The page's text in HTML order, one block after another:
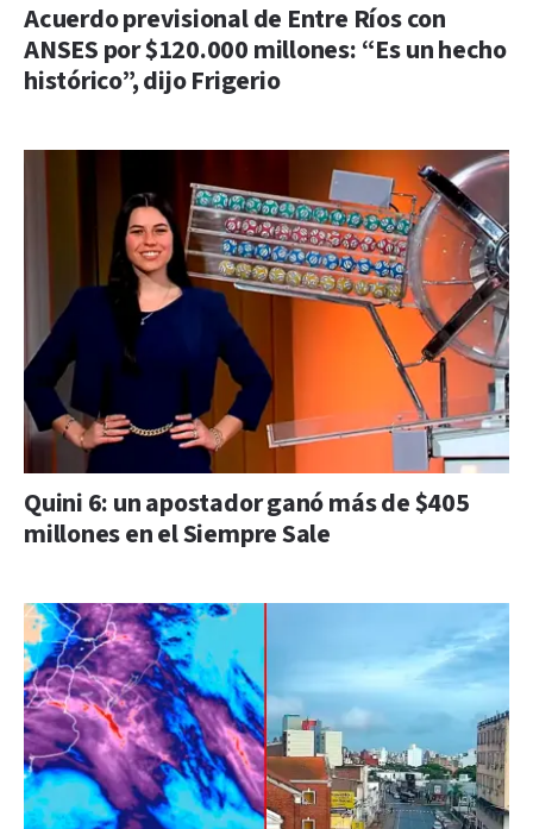
Acuerdo previsional de Entre Ríos con
ANSES por $120.000 millones: “Es un hecho
histórico”, dijo Frigerio
Quini 6: un apostador ganó más de $405
millones en el Siempre Sale